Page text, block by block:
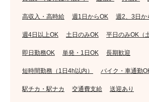
高収入・高時給 週1日からOK 週2、3日か
週4日以上OK 土日のみOK 平日のみOK（
即日勤務OK 単発・1日OK 長期歓迎
短時間勤務（1日4h以内） バイク・車通勤
駅チカ・駅ナカ 交通費支給 送迎あり